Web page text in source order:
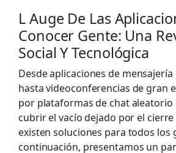
L Auge De Las
Conocer Gente: Una
Social Y Tecnológica
Desde aplicaciones de
hasta videoconferencias de gran
por plataformas de chat aleatorio
cubrir el vacío dejado por el cierre
existen soluciones para todos los
continuación, presentamos un